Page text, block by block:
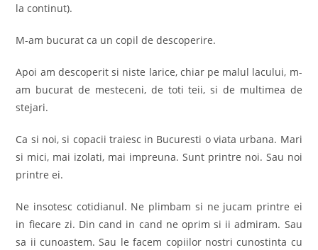
la continut).
M-am bucurat ca un copil de descoperire.
Apoi am descoperit si niste larice, chiar pe malul lacului, m-
am bucurat de mesteceni, de toti teii, si de multimea de
stejari.
Ca si noi, si copacii traiesc in Bucuresti o viata urbana. Mari
si mici, mai izolati, mai impreuna. Sunt printre noi. Sau noi
printre ei.
Ne insotesc cotidianul. Ne plimbam si ne jucam printre ei
in fiecare zi. Din cand in cand ne oprim si ii admiram. Sau
sa ii cunoastem. Sau le facem copiilor nostri cunostinta cu